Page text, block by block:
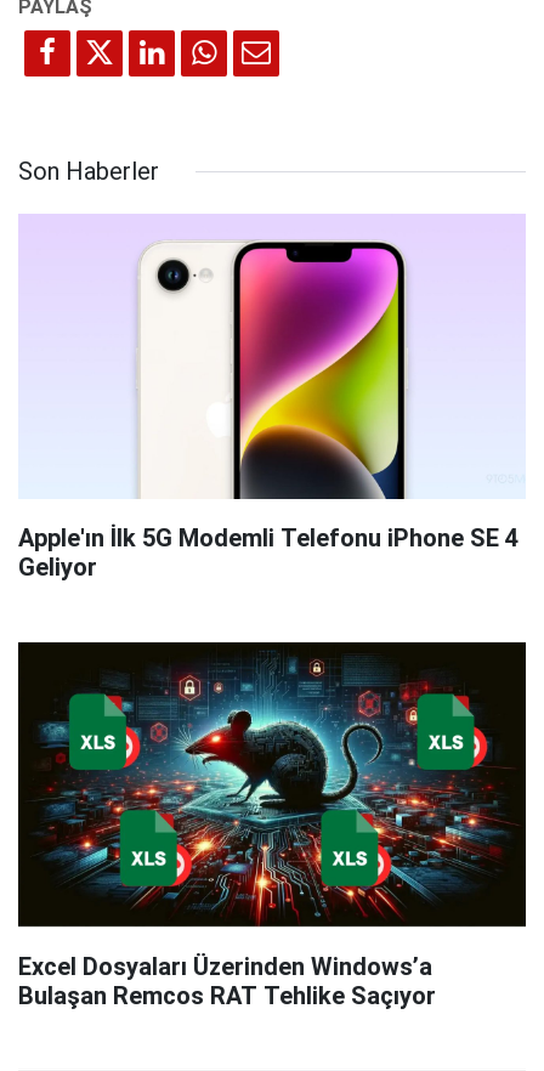
Son Haberler
Apple'ın İlk 5G Modemli Telefonu iPhone SE 4
Geliyor
Excel Dosyaları Üzerinden Windows’a
Bulaşan Remcos RAT Tehlike Saçıyor